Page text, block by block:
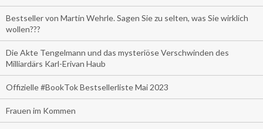
Bestseller von Martin Wehrle. Sagen Sie zu selten, was Sie wirklich
wollen???
Die Akte Tengelmann und das mysteriöse Verschwinden des
Milliardärs Karl-Erivan Haub
Offizielle #BookTok Bestsellerliste Mai 2023
Frauen im Kommen